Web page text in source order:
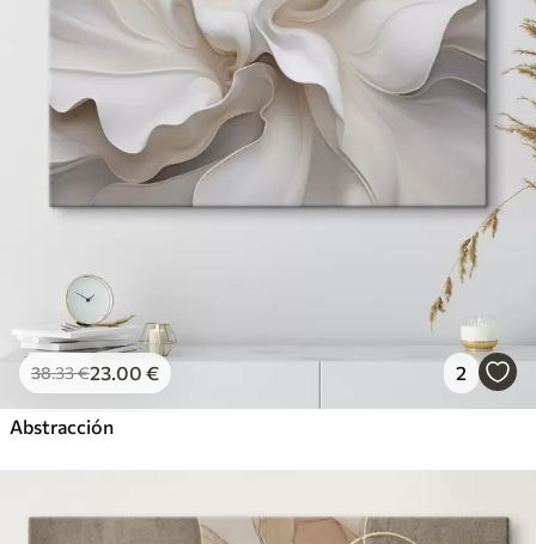
38.33€23.00 € 2
Abstracción